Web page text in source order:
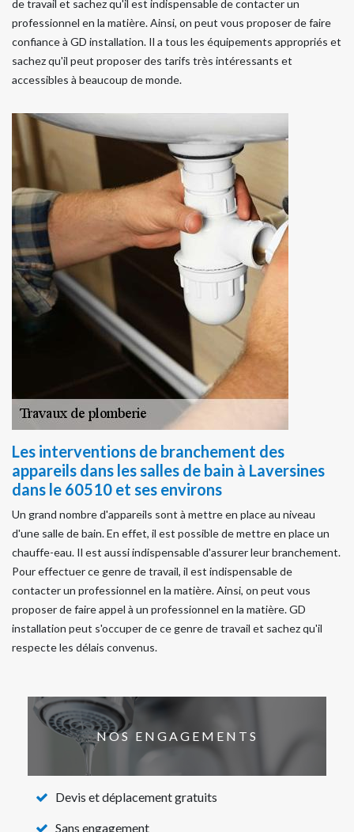
de travail et sachez qu'il est indispensable de contacter un
professionnel en la matière. Ainsi, on peut vous proposer de faire
confiance à GD installation. Il a tous les équipements appropriés et
sachez qu'il peut proposer des tarifs très intéressants et
accessibles à beaucoup de monde.
Les interventions de branchement des
appareils dans les salles de bain à Laversines
dans le 60510 et ses environs
Un grand nombre d'appareils sont à mettre en place au niveau
d'une salle de bain. En effet, il est possible de mettre en place un
chauffe-eau. Il est aussi indispensable d'assurer leur branchement.
Pour effectuer ce genre de travail, il est indispensable de
contacter un professionnel en la matière. Ainsi, on peut vous
proposer de faire appel à un professionnel en la matière. GD
installation peut s'occuper de ce genre de travail et sachez qu'il
respecte les délais convenus.
NOS ENGAGEMENTS
Devis et déplacement gratuits
Sans engagement